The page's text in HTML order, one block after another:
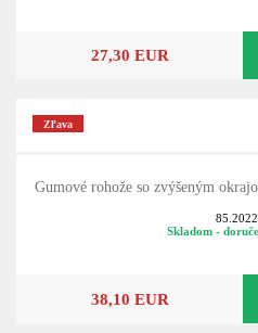
27,30 EUR
Zľava
Gumové rohože so zvýšeným
Skladom -
38,10 EUR